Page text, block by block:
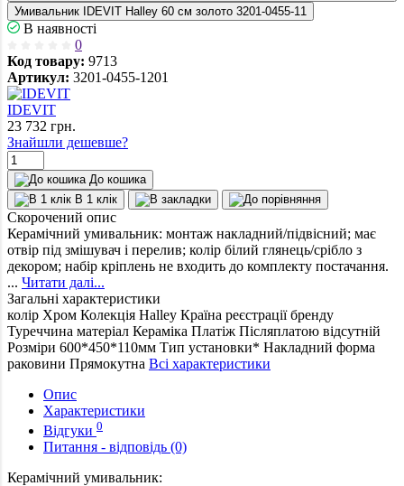
Умивальник IDEVIT Halley 60 см золото 3201-0455-11
В наявності
0
Код товару: 9713
Артикул: 3201-0455-1201
IDEVIT
23 732 грн.
Знайшли дешевше?
До кошика
В 1 клік
Скорочений опис
Керамічний умивальник: монтаж накладний/підвісний; має
отвір під змішувач і перелив; колір білий глянець/срібло з
декором; набір кріплень не входить до комплекту постачання.
... Читати далі...
Загальні характеристики
колір Хром Колекція Halley Країна реєстрації бренду
Туреччина матеріал Кераміка Платіж Післяплатою відсутній
Розміри 600*450*110мм Тип установки* Накладний форма
раковини Прямокутна Всі характеристики
Опис
Характеристики
Відгуки 0
Питання - відповідь (0)
Керамічний умивальник: